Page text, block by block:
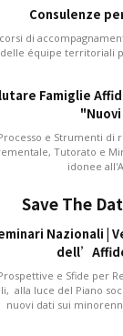
Consulenze
di
delle équipe territoriali
Famiglie
e Strumenti di
Tutorato e
idonee
Save The
Nazionali |
e Sfide per
alla luce del Piano
nuovi dati sui